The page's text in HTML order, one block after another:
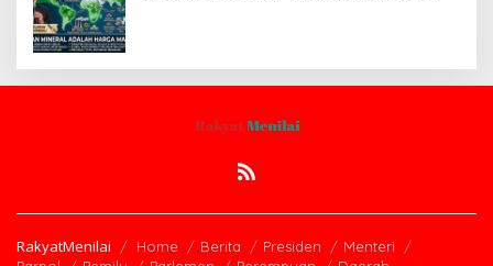
RakyatMenilai Home Berita Presiden
Menteri